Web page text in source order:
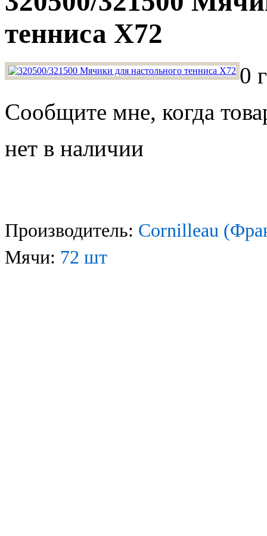
тенниса Х72
0
Сообщите мне, когда
нет в наличии
Производитель: Cornilleau
Мячи: 72 шт